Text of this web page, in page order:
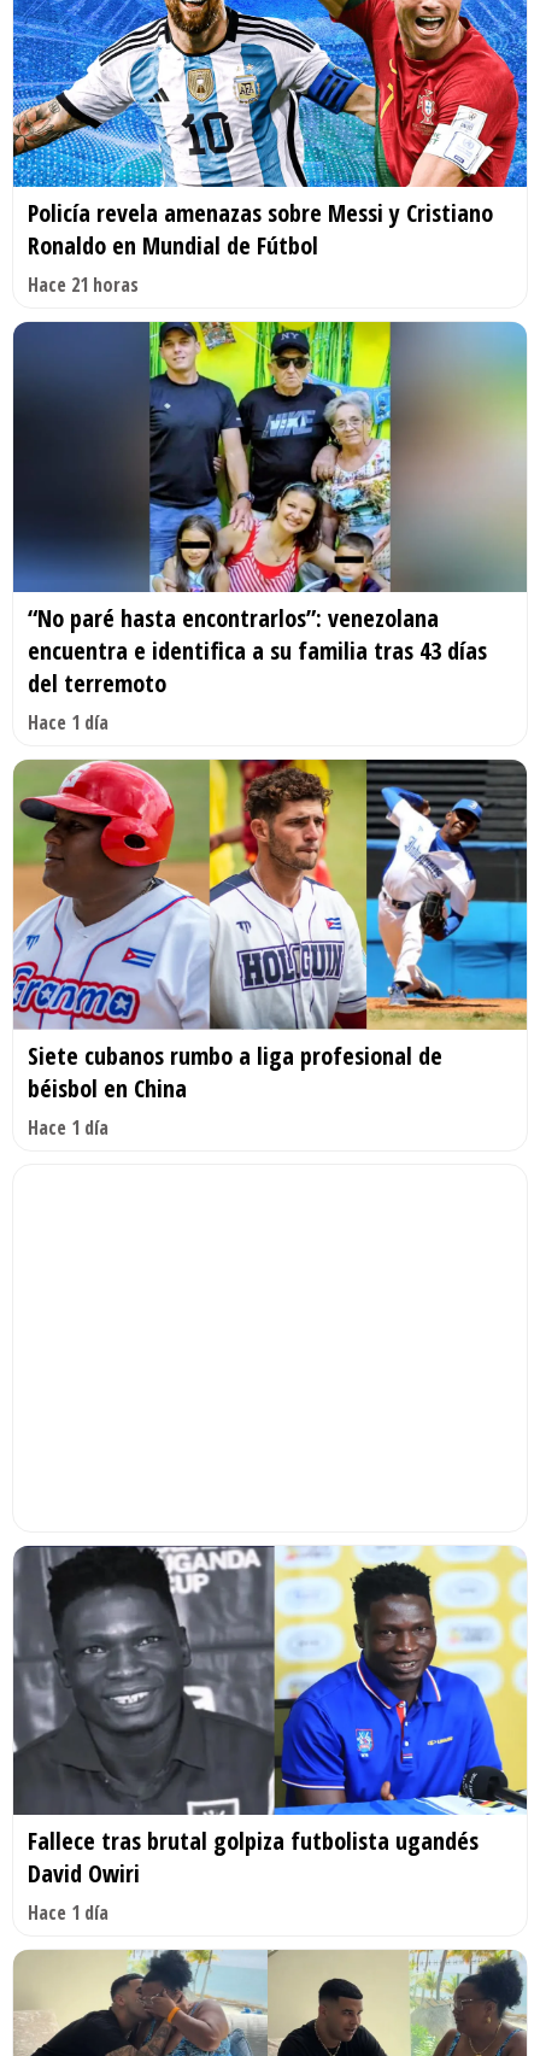
Policía revela amenazas sobre Messi y Cristiano
Ronaldo en Mundial de Fútbol
Hace 21 horas
“No paré hasta encontrarlos”: venezolana
encuentra e identifica a su familia tras 43 días
del terremoto
Hace 1 día
Siete cubanos rumbo a liga profesional de
béisbol en China
Hace 1 día
Fallece tras brutal golpiza futbolista ugandés
David Owiri
Hace 1 día